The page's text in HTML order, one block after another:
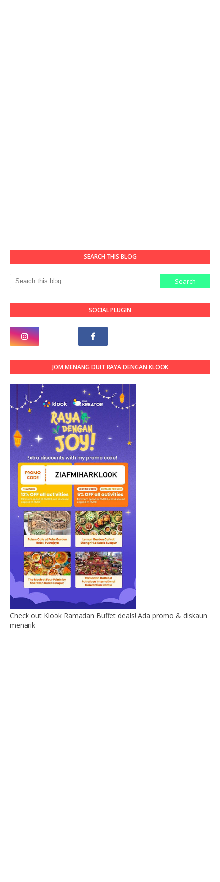
SEARCH THIS BLOG
SOCIAL PLUGIN
JOM MENANG DUIT RAYA DENGAN KLOOK
Check out Klook Ramadan Buffet deals! Ada promo & diskaun
menarik